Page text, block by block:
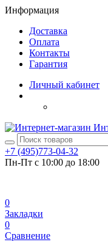
Информация
Доставка
Оплата
Контакты
Гарантия
Личный кабинет
+7 (495)773-04-32
Пн-Пт с 10:00 до 18:00
0
Закладки
0
Сравнение